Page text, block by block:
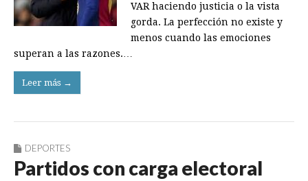
VAR haciendo justicia o la vista
gorda. La perfección no existe y
menos cuando las emociones
superan a las razones.…
Leer más →
DEPORTES
Partidos con carga electoral